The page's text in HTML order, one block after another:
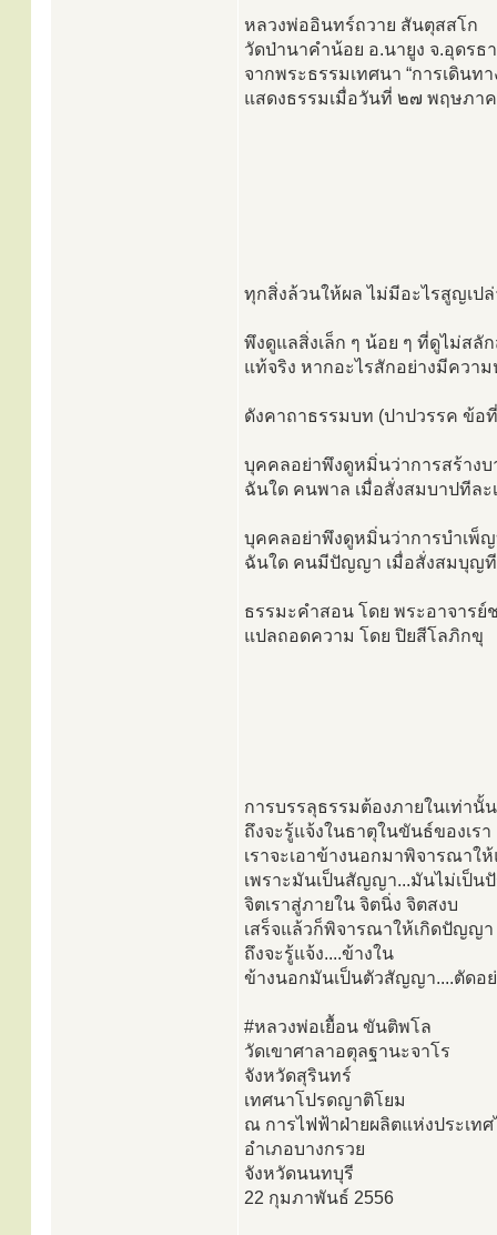
หลวงพ่ออินทร์ถวาย สันตุสสโก
วัดป่านาคำน้อย อ.นายูง จ.อุดรธ
จากพระธรรมเทศนา “การเดินท
แสดงธรรมเมื่อวันที่ ๒๗ พฤษภา
ทุกสิ่งล้วนให้ผล ไม่มีอะไรสูญเป
พึงดูแลสิ่งเล็ก ๆ น้อย ๆ ที่ดูไม่สลั
แท้จริง หากอะไรสักอย่างมีควา
ดังคาถาธรรมบท (ปาปวรรค ข้อ
บุคคลอย่าพึงดูหมิ่นว่าการสร้าง
ฉันใด คนพาล เมื่อสั่งสมบาปทีล
บุคคลอย่าพึงดูหมิ่นว่าการบำเพ็
ฉันใด คนมีปัญญา เมื่อสั่งสมบุญ
ธรรมะคำสอน โดย พระอาจารย์
แปลถอดความ โดย ปิยสีโลภิกขุ
การบรรลุธรรมต้องภายในเท่านั้น
ถึงจะรู้แจ้งในธาตุในขันธ์ของเรา
เราจะเอาข้างนอกมาพิจารณาใ
เพราะมันเป็นสัญญา...มันไม่เป็น
จิตเราสู่ภายใน จิตนิ่ง จิตสงบ
เสร็จแล้วก็พิจารณาให้เกิดปัญญา
ถึงจะรู้แจ้ง....ข้างใน
ข้างนอกมันเป็นตัวสัญญา....ตัดอ
#หลวงพ่อเยื้อน ขันติพโล
วัดเขาศาลาอตุลฐานะจาโร
จังหวัดสุรินทร์
เทศนาโปรดญาติโยม
ณ การไฟฟ้าฝ่ายผลิตแห่งประเทศ
อำเภอบางกรวย
จังหวัดนนทบุรี
22 กุมภาพันธ์ 2556